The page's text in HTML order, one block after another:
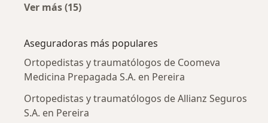
Ver más (15)
Aseguradoras más populares
Ortopedistas y traumatólogos de Coomeva
Medicina Prepagada S.A. en Pereira
Ortopedistas y traumatólogos de Allianz Seguros
S.A. en Pereira